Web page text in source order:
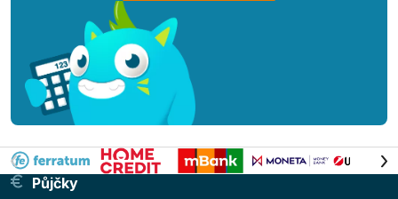
Půjčky